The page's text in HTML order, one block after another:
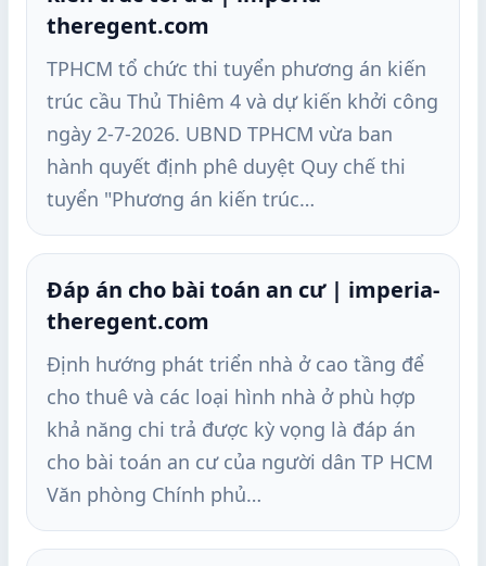
theregent.com
TPHCM tổ chức thi tuyển phương án kiến
trúc cầu Thủ Thiêm 4 và dự kiến khởi công
ngày 2-7-2026. UBND TPHCM vừa ban
hành quyết định phê duyệt Quy chế thi
tuyển "Phương án kiến trúc…
Đáp án cho bài toán an cư | imperia-
theregent.com
Định hướng phát triển nhà ở cao tầng để
cho thuê và các loại hình nhà ở phù hợp
khả năng chi trả được kỳ vọng là đáp án
cho bài toán an cư của người dân TP HCM
Văn phòng Chính phủ…